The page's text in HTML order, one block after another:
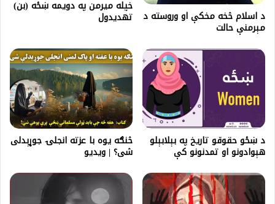
د اسلام څخه مخکې او وروسته د
مېرمنې حالت
خپله میرمن په دویمه ښځه (بن)
تهديدول
د ښځو حقوقو تاریخ په بېلابېلو
هېوادونو او تمدنونو کې
څنګه یوه با عزته انجلۍ جوړېدلی
شی؟ | ویدیو